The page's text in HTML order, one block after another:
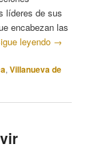
líderes de sus
encabezan las
leyendo →
,Villanueva de